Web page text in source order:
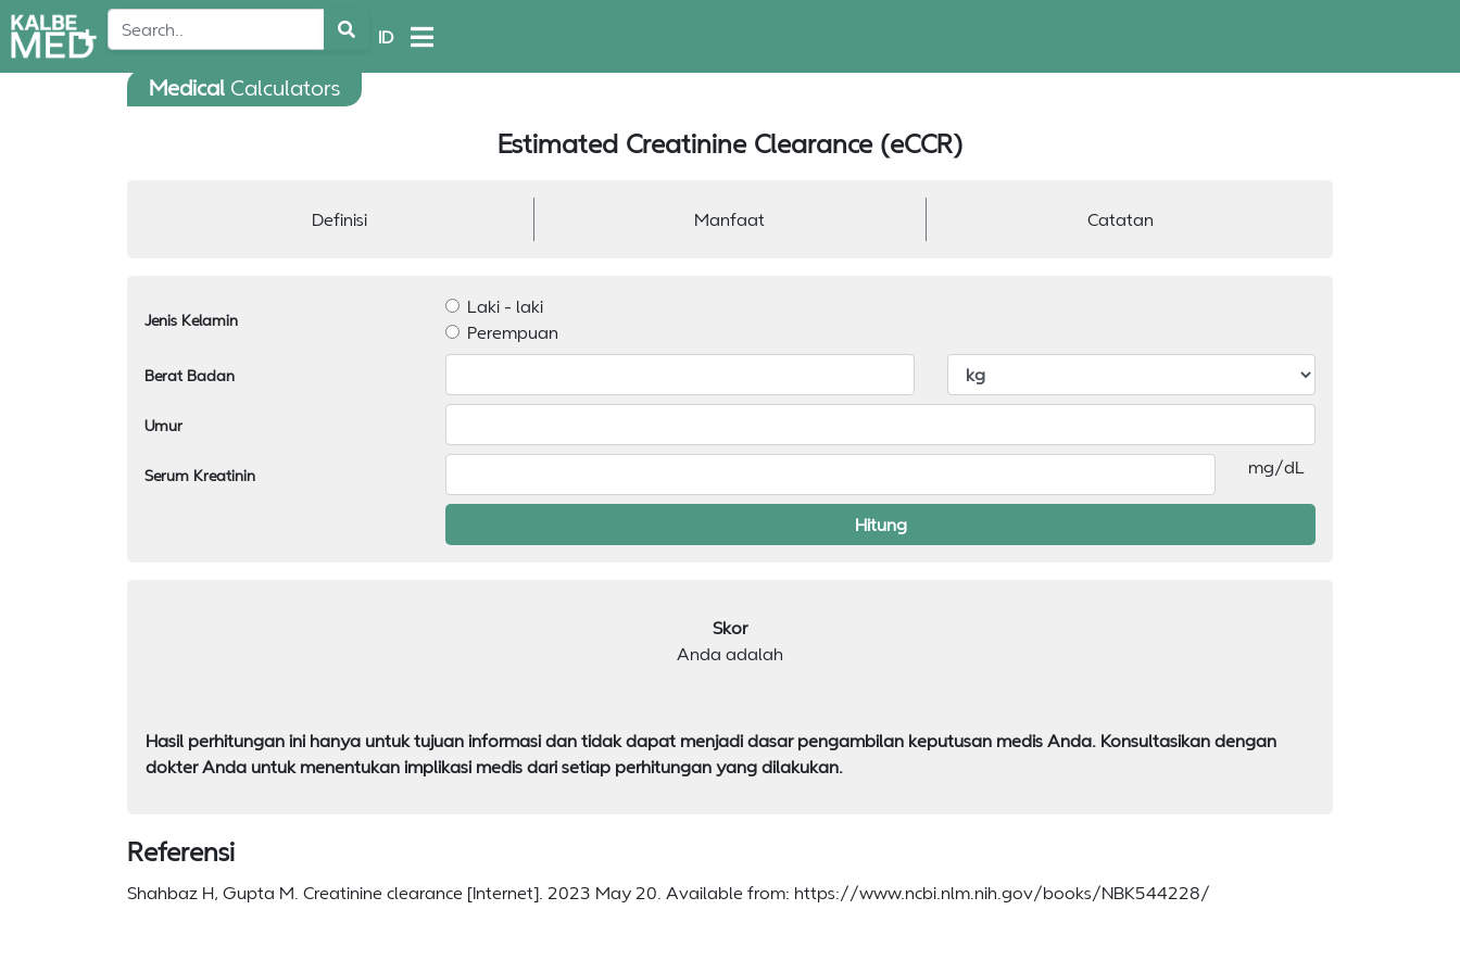
ID
Medical Calculators
Estimated Creatinine Clearance (eCCR)
Definisi Manfaat Catatan
Jenis Kelamin
Laki - laki
Perempuan
Berat Badan
Umur
Serum Kreatinin mg/dL
Hitung
Skor
Anda adalah
Hasil perhitungan ini hanya untuk tujuan informasi dan tidak dapat menjadi dasar pengambilan keputusan medis Anda. Konsultasikan dengan
dokter Anda untuk menentukan implikasi medis dari setiap perhitungan yang dilakukan.
Referensi
Shahbaz H, Gupta M. Creatinine clearance [Internet]. 2023 May 20. Available from: https://www.ncbi.nlm.nih.gov/books/NBK544228/